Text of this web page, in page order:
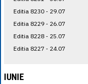
Editia 8230 - 29.07
Editia 8229 - 26.07
Editia 8228 - 25.07
Editia 8227 - 24.07
IUNIE